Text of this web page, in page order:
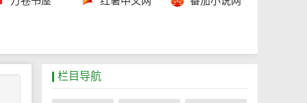
栏目导航